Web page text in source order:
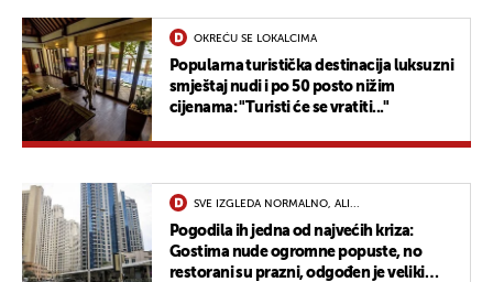
OKREĆU SE LOKALCIMA
Popularna turistička destinacija luksuzni
smještaj nudi i po 50 posto nižim
cijenama: "Turisti će se vratiti..."
SVE IZGLEDA NORMALNO, ALI...
Pogodila ih jedna od najvećih kriza:
Gostima nude ogromne popuste, no
restorani su prazni, odgođen je veliki